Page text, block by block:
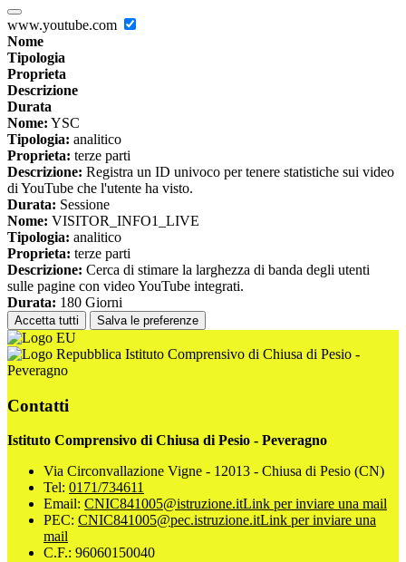
www.youtube.com
Nome
Tipologia
Proprieta
Descrizione
Durata
Nome: YSC
Tipologia: analitico
Proprieta: terze parti
Descrizione: Registra un ID univoco per tenere statistiche sui video
di YouTube che l'utente ha visto.
Durata: Sessione
Nome: VISITOR_INFO1_LIVE
Tipologia: analitico
Proprieta: terze parti
Descrizione: Cerca di stimare la larghezza di banda degli utenti
sulle pagine con video YouTube integrati.
Durata: 180 Giorni
Accetta tutti Salva le preferenze
Istituto Comprensivo di Chiusa di Pesio -
Peveragno
Contatti
Istituto Comprensivo di Chiusa di Pesio - Peveragno
Via Circonvallazione Vigne - 12013 - Chiusa di Pesio (CN)
Tel: 0171/734611
Email: CNIC841005@istruzione.itLink per inviare una mail
PEC: CNIC841005@pec.istruzione.itLink per inviare una
mail
C.F.: 96060150040